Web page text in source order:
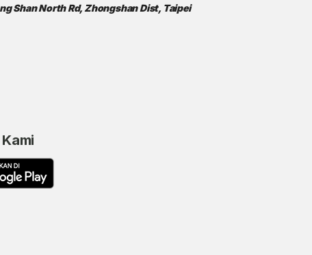
Shan North Rd, Zhongshan Dist, Taipei